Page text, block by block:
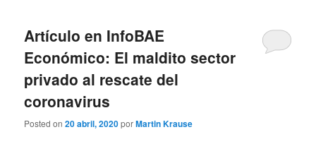
Artículo en InfoBAE
Económico: El maldito sector
privado al rescate del
coronavirus
Posted on20 abril, 2020porMartin Krause